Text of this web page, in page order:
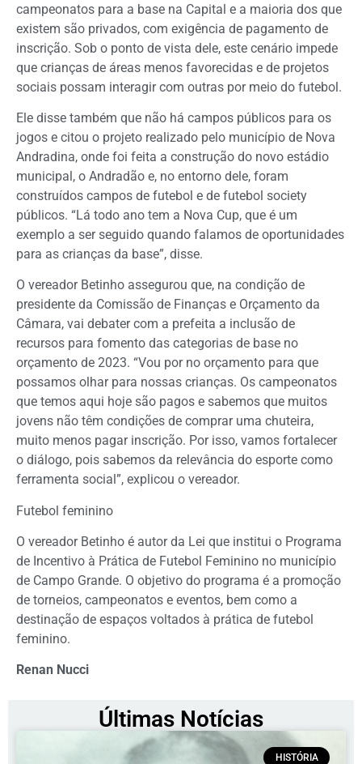
campeonatos para a base na Capital e a maioria dos que
existem são privados, com exigência de pagamento de
inscrição. Sob o ponto de vista dele, este cenário impede
que crianças de áreas menos favorecidas e de projetos
sociais possam interagir com outras por meio do futebol.
Ele disse também que não há campos públicos para os
jogos e citou o projeto realizado pelo município de Nova
Andradina, onde foi feita a construção do novo estádio
municipal, o Andradão e, no entorno dele, foram
construídos campos de futebol e de futebol society
públicos. “Lá todo ano tem a Nova Cup, que é um
exemplo a ser seguido quando falamos de oportunidades
para as crianças da base”, disse.
O vereador Betinho assegurou que, na condição de
presidente da Comissão de Finanças e Orçamento da
Câmara, vai debater com a prefeita a inclusão de
recursos para fomento das categorias de base no
orçamento de 2023. “Vou por no orçamento para que
possamos olhar para nossas crianças. Os campeonatos
que temos aqui hoje são pagos e sabemos que muitos
jovens não têm condições de comprar uma chuteira,
muito menos pagar inscrição. Por isso, vamos fortalecer
o diálogo, pois sabemos da relevância do esporte como
ferramenta social”, explicou o vereador.
Futebol feminino
O vereador Betinho é autor da Lei que institui o Programa
de Incentivo à Prática de Futebol Feminino no município
de Campo Grande. O objetivo do programa é a promoção
de torneios, campeonatos e eventos, bem como a
destinação de espaços voltados à prática de futebol
feminino.
Renan Nucci
Últimas Notícias
HISTÓRIA